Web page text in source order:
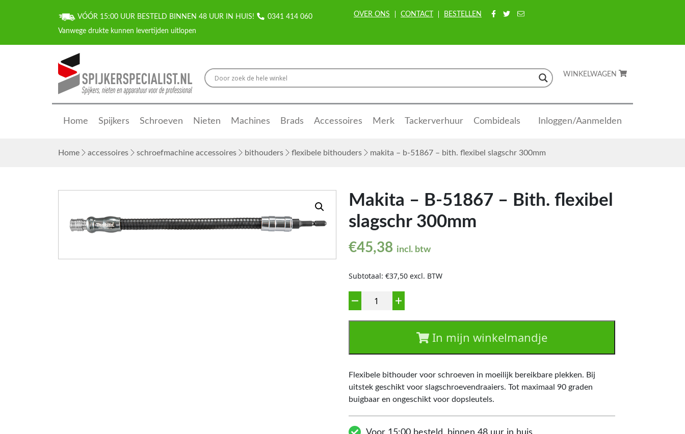
VÓÓR 15:00 UUR BESTELD BINNEN 48 UUR IN HUIS! 0341 414 060 OVER ONS CONTACT BESTELLEN
WINKELWAGEN
Home Spijkers Schroeven Nieten Machines Brads Accessoires Merk Tackerverhuur Combideals Inloggen/Aanmelden
Home accessoires schroefmachine accessoires bithouders flexibele bithouders makita – b-51867 – bith. flexibel slagschr 300mm
Makita – B-51867 – Bith. flexibel
slagschr 300mm
€45,38 incl. btw
Subtotaal: €37,50 excl. BTW
Aantal
In mijn winkelmandje
Flexibele bithouder voor schroeven in moeilijk bereikbare plekken. Bij
uitstek geschikt voor slagschroevendraaiers. Tot maximaal 90 graden
buigbaar en ongeschikt voor dopsleutels.